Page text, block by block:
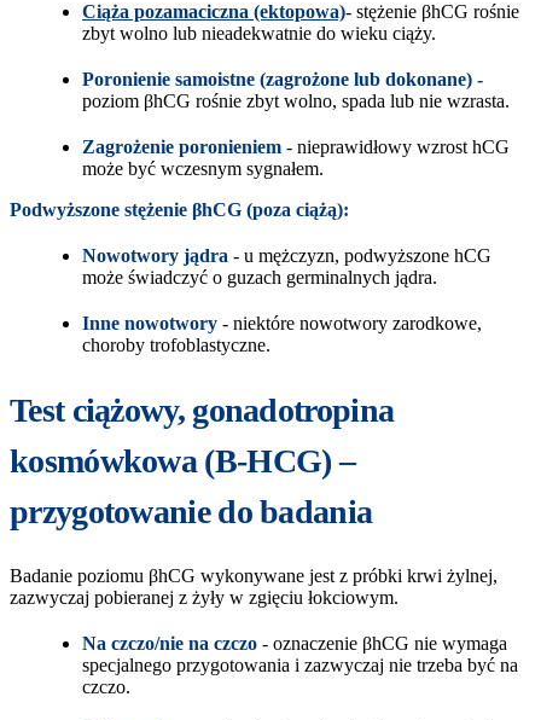
Ciąża pozamaciczna (ektopowa)- stężenie βhCG rośnie
zbyt wolno lub nieadekwatnie do wieku ciąży.
Poronienie samoistne (zagrożone lub dokonane) -
poziom βhCG rośnie zbyt wolno, spada lub nie wzrasta.
Zagrożenie poronieniem - nieprawidłowy wzrost hCG
może być wczesnym sygnałem.
Podwyższone stężenie βhCG (poza ciążą):
Nowotwory jądra - u mężczyzn, podwyższone hCG
może świadczyć o guzach germinalnych jądra.
Inne nowotwory - niektóre nowotwory zarodkowe,
choroby trofoblastyczne.
Test ciążowy, gonadotropina
kosmówkowa (B-HCG) –
przygotowanie do badania
Badanie poziomu βhCG wykonywane jest z próbki krwi żylnej,
zazwyczaj pobieranej z żyły w zgięciu łokciowym.
Na czczo/nie na czczo - oznaczenie βhCG nie wymaga
specjalnego przygotowania i zazwyczaj nie trzeba być na
czczo.